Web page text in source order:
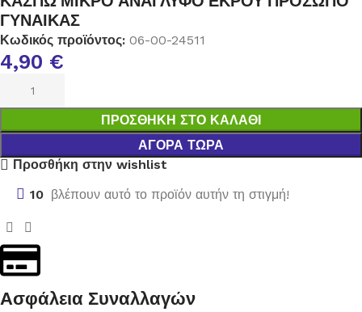
ΓΥΝΑΙΚΑΣ
Κωδικός προϊόντος: 06-00-24511
4,90 €
ΠΡΟΣΘΉΚΗ ΣΤΟ ΚΑΛΆΘΙ
ΑΓΟΡΆ ΤΏΡΑ
Προσθήκη στην wishlist
10 βλέπουν αυτό το προϊόν αυτήν τη στιγμή!
Ασφάλεια Συναλλαγών